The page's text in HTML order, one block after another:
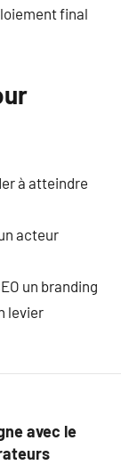
final
à atteindre
acteur
un branding
levier
avec le